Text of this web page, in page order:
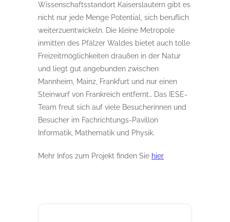
Wissenschaftsstandort Kaiserslautern gibt es
nicht nur jede Menge Potential, sich beruflich
weiterzuentwickeln. Die kleine Metropole
inmitten des Pfälzer Waldes bietet auch tolle
Freizeitmöglichkeiten draußen in der Natur
und liegt gut angebunden zwischen
Mannheim, Mainz, Frankfurt und nur einen
Steinwurf von Frankreich entfernt… Das IESE-
Team freut sich auf viele Besucherinnen und
Besucher im Fachrichtungs-Pavillon
Informatik, Mathematik und Physik.
Mehr Infos zum Projekt finden Sie hier